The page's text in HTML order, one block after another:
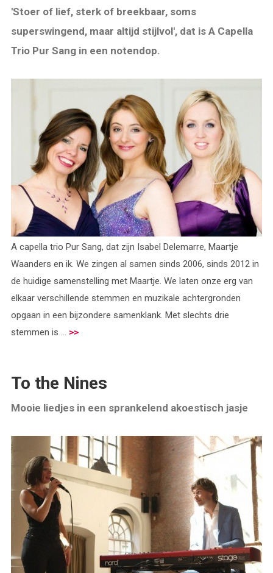
'Stoer of lief, sterk of breekbaar, soms
superswingend, maar altijd stijlvol', dat is A Capella
Trio Pur Sang in een notendop.
A capella trio Pur Sang, dat zijn Isabel Delemarre, Maartje
Waanders en ik. We zingen al samen sinds 2006, sinds 2012 in
de huidige samenstelling met Maartje. We laten onze erg van
elkaar verschillende stemmen en muzikale achtergronden
opgaan in een bijzondere samenklank. Met slechts drie
stemmen is ... >>
To the Nines
Mooie liedjes in een sprankelend akoestisch jasje